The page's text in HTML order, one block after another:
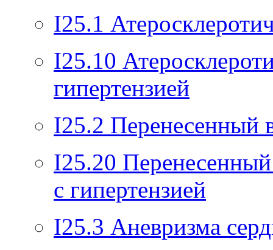
I25.1
I25.10
гипертензией
I25.2 Перенесенный
I25.20
с гипертензией
I25.3 Аневризма